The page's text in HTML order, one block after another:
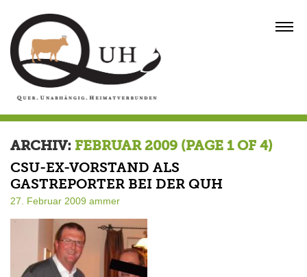
content
ARCHIV: FEBRUAR 2009 (PAGE 1 OF 4)
CSU-EX-VORSTAND ALS
GASTREPORTER BEI DER QUH
27. Februar 2009 ammer